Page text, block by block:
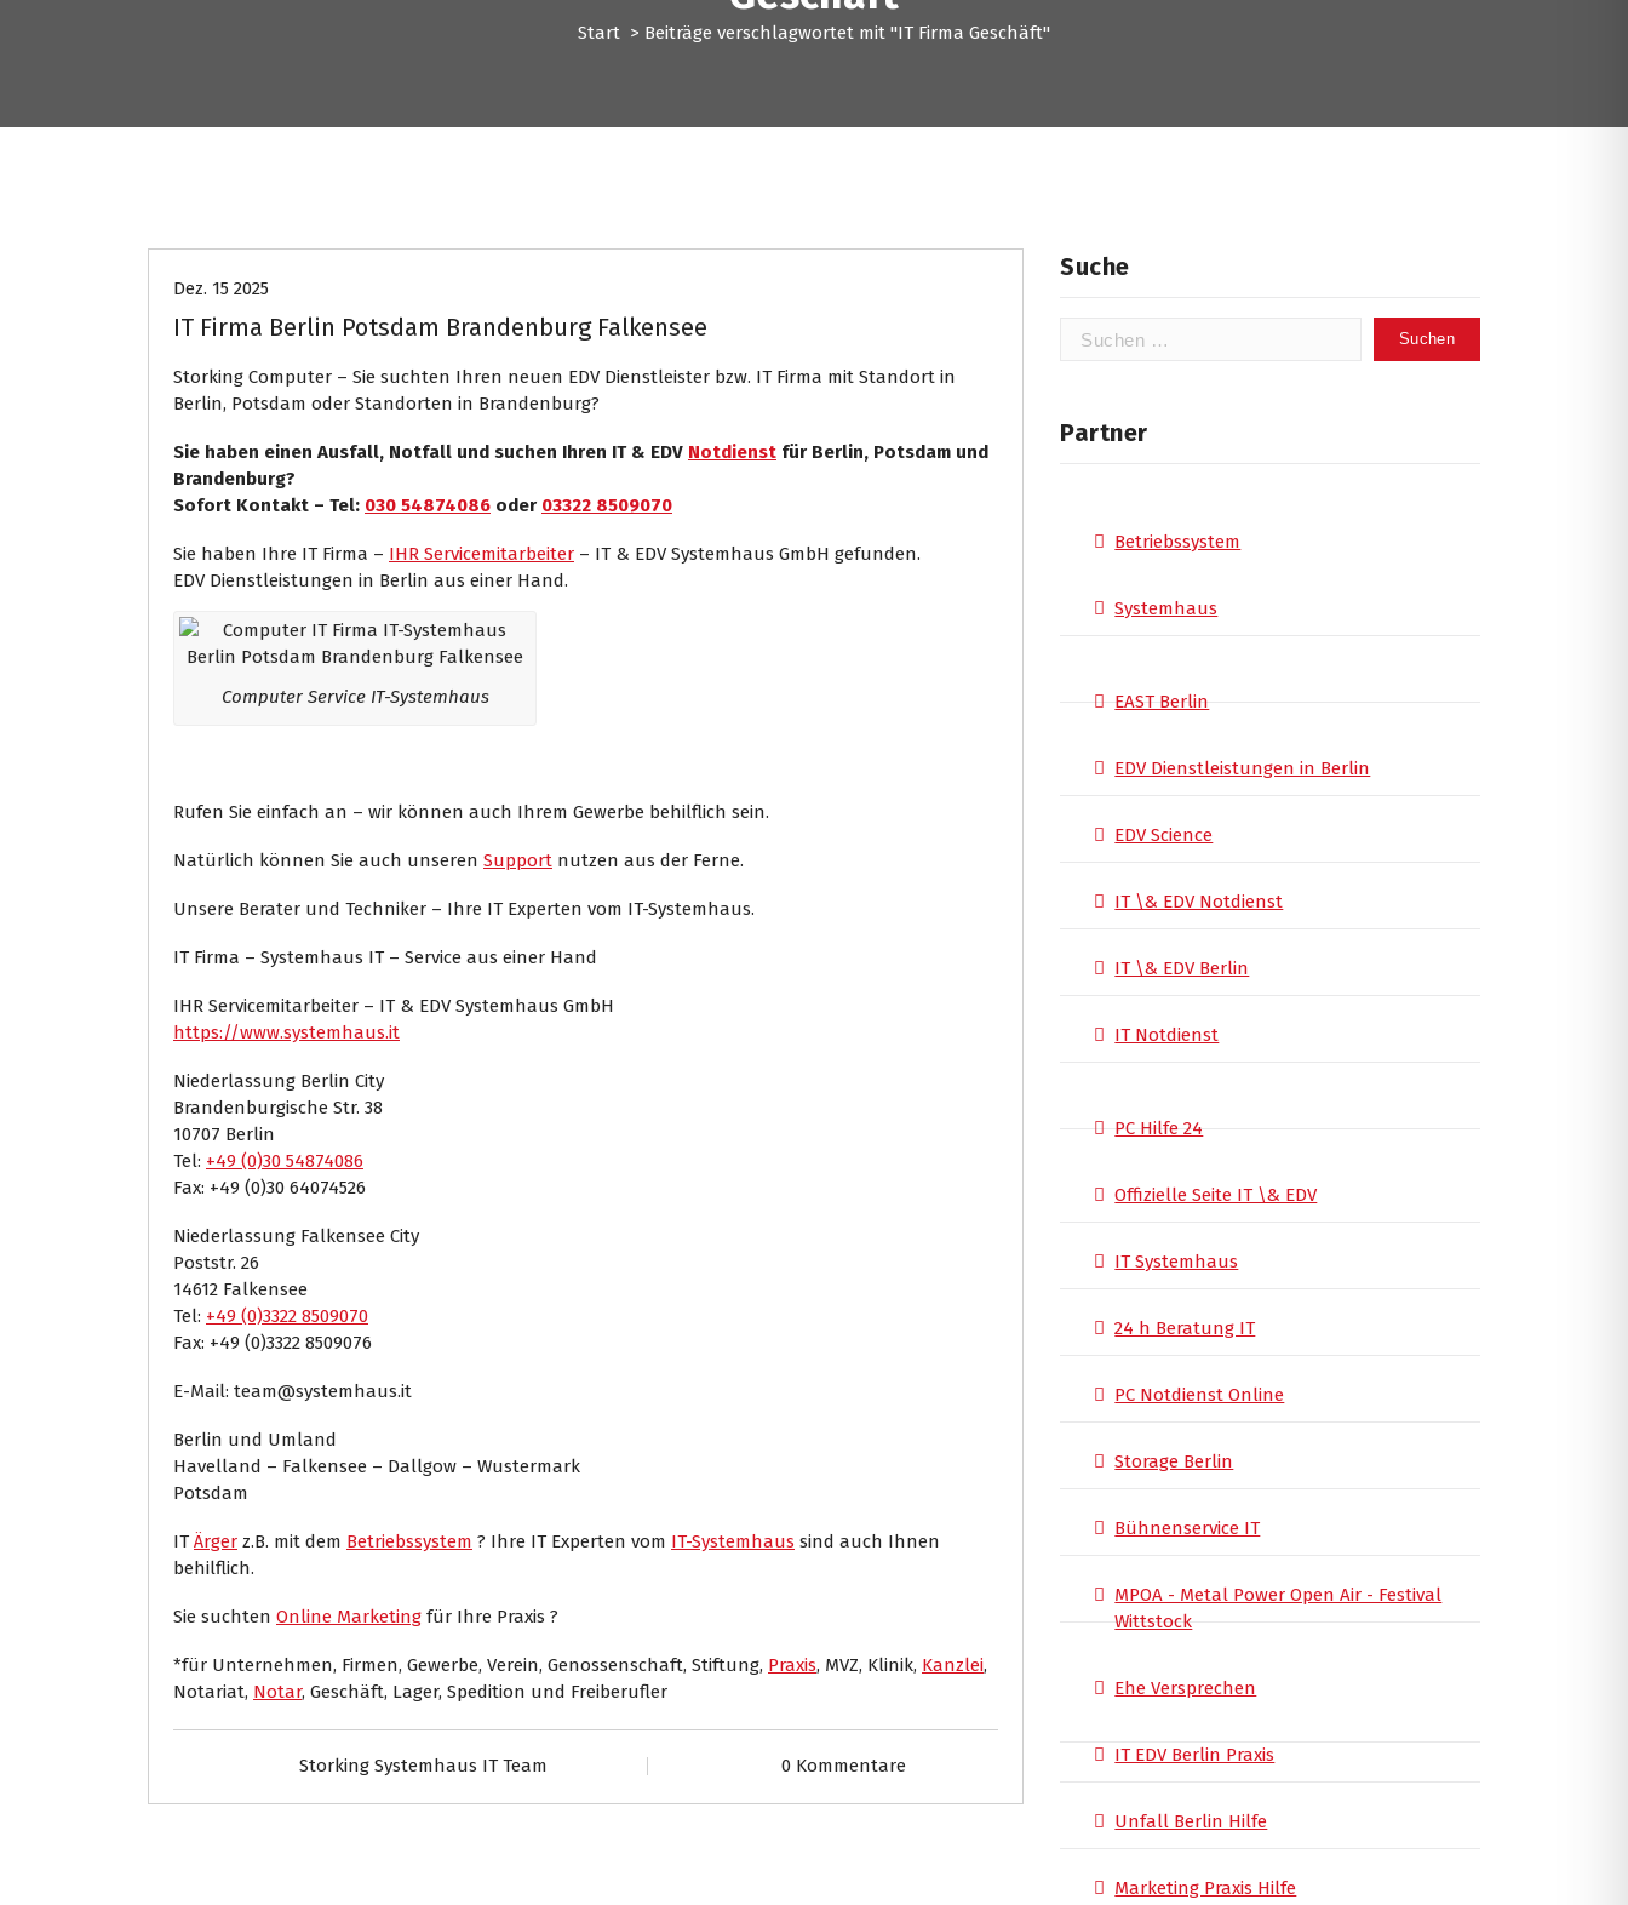
Start > Beiträge verschlagwortet mit "IT Firma Geschäft"
Dez. 15 2025
IT Firma Berlin Potsdam Brandenburg Falkensee
Storking Computer – Sie suchten Ihren neuen EDV Dienstleister bzw. IT Firma mit Standort in
Berlin, Potsdam oder Standorten in Brandenburg?
Sie haben einen Ausfall, Notfall und suchen Ihren IT & EDV Notdienst für Berlin, Potsdam und
Brandenburg?
Sofort Kontakt – Tel: 030 54874086 oder 03322 8509070
Sie haben Ihre IT Firma – IHR Servicemitarbeiter – IT & EDV Systemhaus GmbH gefunden.
EDV Dienstleistungen in Berlin aus einer Hand.
Computer Service IT-Systemhaus
Rufen Sie einfach an – wir können auch Ihrem Gewerbe behilflich sein.
Natürlich können Sie auch unseren Support nutzen aus der Ferne.
Unsere Berater und Techniker – Ihre IT Experten vom IT-Systemhaus.
IT Firma – Systemhaus IT – Service aus einer Hand
IHR Servicemitarbeiter – IT & EDV Systemhaus GmbH
https://www.systemhaus.it
Niederlassung Berlin City
Brandenburgische Str. 38
10707 Berlin
Tel: +49 (0)30 54874086
Fax: +49 (0)30 64074526
Niederlassung Falkensee City
Poststr. 26
14612 Falkensee
Tel: +49 (0)3322 8509070
Fax: +49 (0)3322 8509076
E-Mail: team@systemhaus.it
Berlin und Umland
Havelland – Falkensee – Dallgow – Wustermark
Potsdam
IT Ärger z.B. mit dem Betriebssystem ? Ihre IT Experten vom IT-Systemhaus sind auch Ihnen
behilflich.
Sie suchten Online Marketing für Ihre Praxis ?
*für Unternehmen, Firmen, Gewerbe, Verein, Genossenschaft, Stiftung, Praxis, MVZ, Klinik, Kanzlei,
Notariat, Notar, Geschäft, Lager, Spedition und Freiberufler
Storking Systemhaus IT Team 0 Kommentare
Suche
Suchen
Partner
Betriebssystem
Systemhaus
EAST Berlin
EDV Dienstleistungen in Berlin
EDV Science
IT \& EDV Notdienst
IT \& EDV Berlin
IT Notdienst
PC Hilfe 24
Offizielle Seite IT \& EDV
IT Systemhaus
24 h Beratung IT
PC Notdienst Online
Storage Berlin
Bühnenservice IT
MPOA - Metal Power Open Air - Festival
Wittstock
Ehe Versprechen
IT EDV Berlin Praxis
Unfall Berlin Hilfe
Marketing Praxis Hilfe